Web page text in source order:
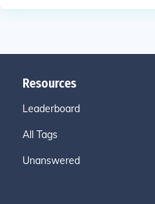
Resources
Leaderboard
All Tags
Unanswered